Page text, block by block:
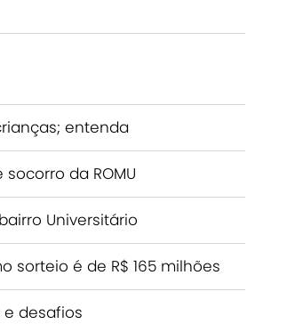
entenda
da ROMU
Universitário
sorteio é de R$ 165 milhões
desafios